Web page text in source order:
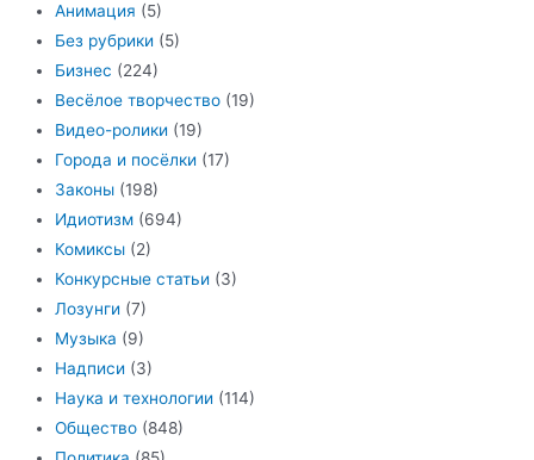
Анимация (5)
Без рубрики (5)
Бизнес (224)
Весёлое творчество (19)
Видео-ролики (19)
Города и посёлки (17)
Законы (198)
Идиотизм (694)
Комиксы (2)
Конкурсные статьи (3)
Лозунги (7)
Музыка (9)
Надписи (3)
Наука и технологии (114)
Общество (848)